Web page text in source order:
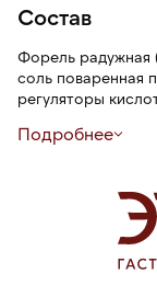
Состав
Форель радужная
соль поваренная
регуляторы
антиокислитель
Подробнее